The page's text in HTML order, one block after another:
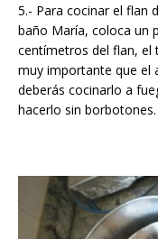
5.- Para cocinar el flan
baño María, coloca un
centímetros del flan, el
muy importante que el
deberás cocinarlo a
hacerlo sin borbotones.